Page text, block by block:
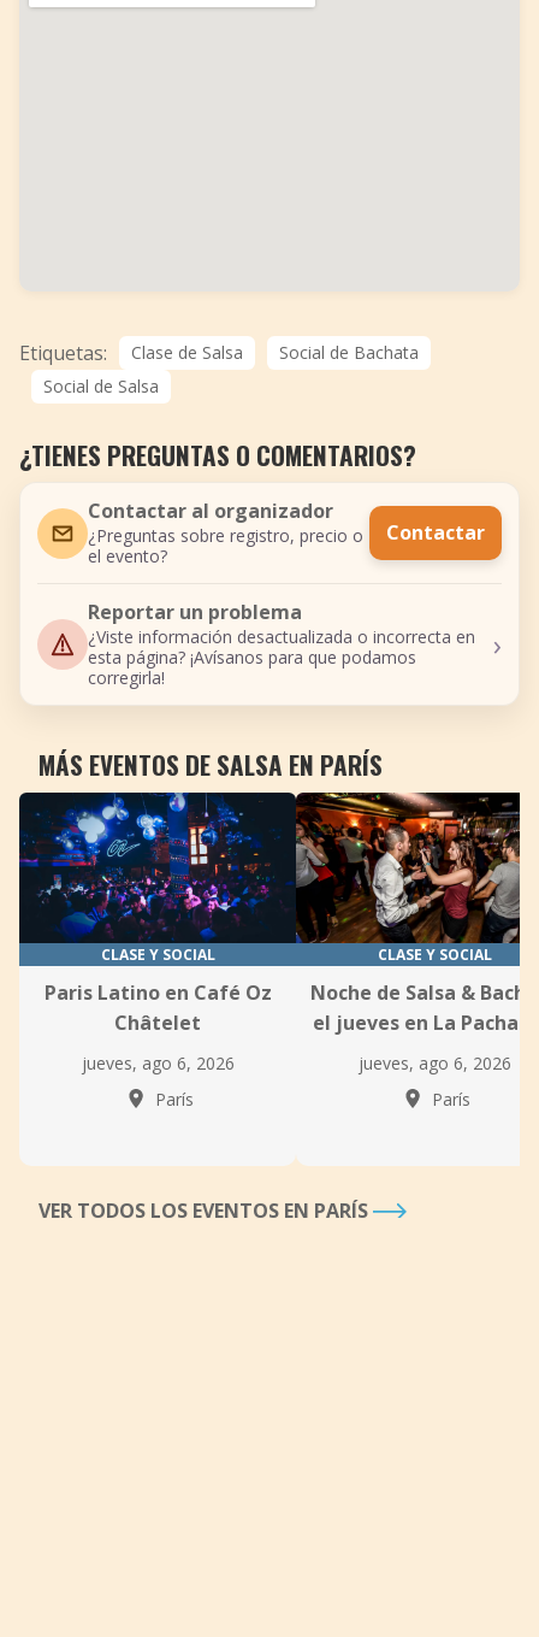
Etiquetas: Clase de Salsa
Social de Bachata
Social de Salsa
¿TIENES PREGUNTAS O COMENTARIOS?
Contactar al organizador
¿Preguntas sobre registro, precio o
el evento?
Contactar
Reportar un problema
¿Viste información desactualizada o incorrecta en
esta página? ¡Avísanos para que podamos
corregirla!
›
MÁS EVENTOS DE SALSA EN PARÍS
CLASE Y SOCIAL
Paris Latino en Café Oz
Châtelet
jueves, ago 6, 2026
París
CLASE Y SOCIAL
Noche de Salsa &
el jueves en La
jueves, ago 6, 2026
París
VER TODOS LOS EVENTOS EN PARÍS